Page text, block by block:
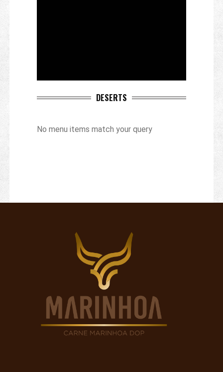
DESERTS
No menu items match your query